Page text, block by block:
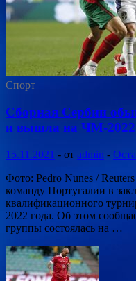
Спорт
Сборная Сербии
и вышла на ЧМ-2022
15.11.2021 - от admin -
Фото: Pedro Nunes /
команду Португалии в
квалификационного
2022 года. Об этом
группы состоялась на …